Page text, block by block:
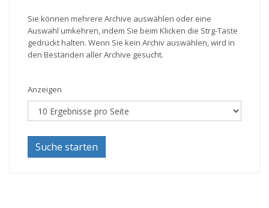
Sie können mehrere Archive auswählen oder eine
Auswahl umkehren, indem Sie beim Klicken die Strg-Taste
gedrückt halten. Wenn Sie kein Archiv auswählen, wird in
den Beständen aller Archive gesucht.
Anzeigen
Suche starten